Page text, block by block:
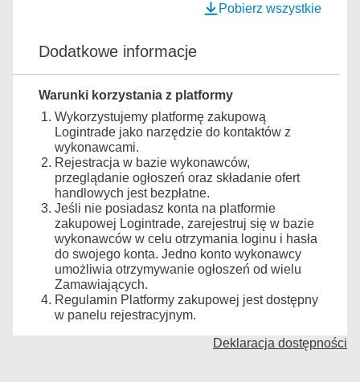
Pobierz wszystkie
Dodatkowe informacje
Warunki korzystania z platformy
Wykorzystujemy platformę zakupową
Logintrade jako narzędzie do kontaktów z
wykonawcami.
Rejestracja w bazie wykonawców,
przeglądanie ogłoszeń oraz składanie ofert
handlowych jest bezpłatne.
Jeśli nie posiadasz konta na platformie
zakupowej Logintrade, zarejestruj się w bazie
wykonawców w celu otrzymania loginu i hasła
do swojego konta. Jedno konto wykonawcy
umożliwia otrzymywanie ogłoszeń od wielu
Zamawiających.
Regulamin Platformy zakupowej jest dostępny
w panelu rejestracyjnym.
Deklaracja dostępności